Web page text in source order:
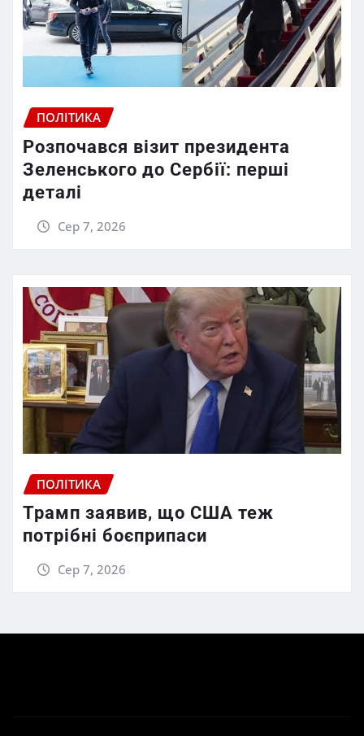
ПОЛІТИКА
Розпочався візит президента
Зеленського до Сербії: перші
деталі
Сер 7, 2026
ПОЛІТИКА
Трамп заявив, що США теж
потрібні боєприпаси
Сер 7, 2026